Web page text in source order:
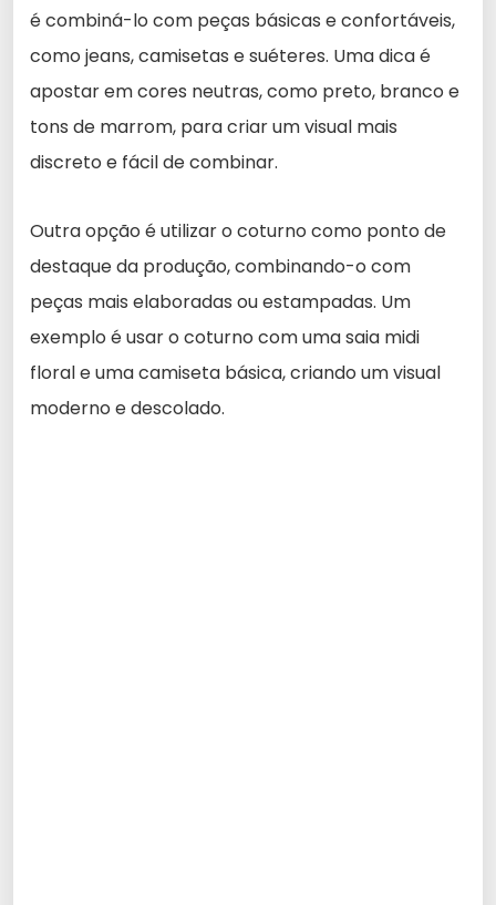
é combiná-lo com peças básicas e confortáveis,
como jeans, camisetas e suéteres. Uma dica é
apostar em cores neutras, como preto, branco e
tons de marrom, para criar um visual mais
discreto e fácil de combinar.
Outra opção é utilizar o coturno como ponto de
destaque da produção, combinando-o com
peças mais elaboradas ou estampadas. Um
exemplo é usar o coturno com uma saia midi
floral e uma camiseta básica, criando um visual
moderno e descolado.